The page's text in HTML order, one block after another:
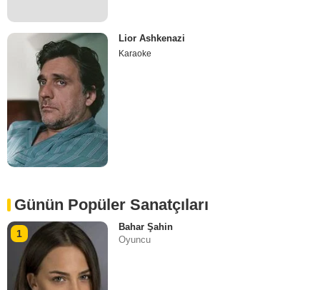
Lior Ashkenazi
Karaoke
Günün Popüler Sanatçıları
1
Bahar Şahin
Oyuncu